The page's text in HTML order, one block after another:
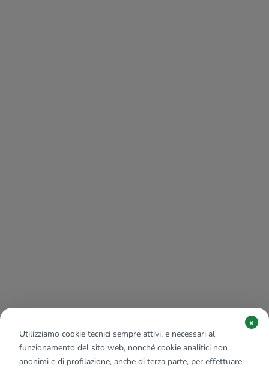
Utilizziamo cookie tecnici sempre attivi, e necessari al
funzionamento del sito web, nonché cookie analitici non
anonimi e di profilazione, anche di terza parte, per effettuare
x